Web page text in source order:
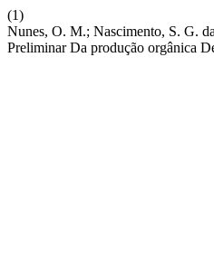
(1)
Nunes, O. M.; Nascimento, S. G.
Preliminar Da produção orgânica